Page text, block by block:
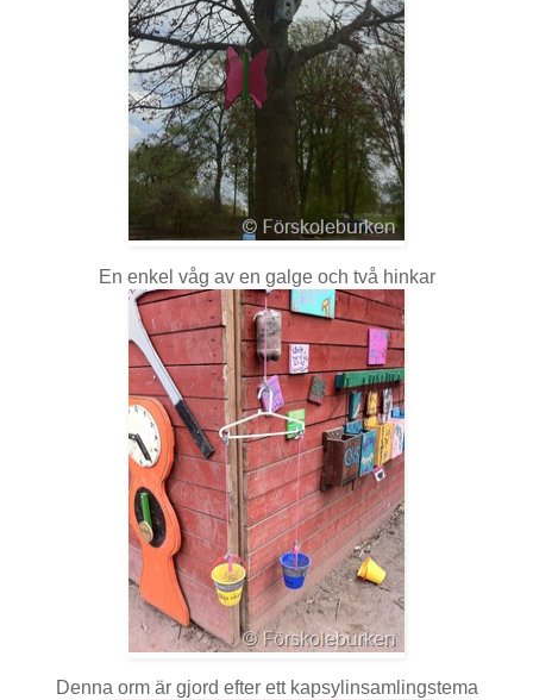
En enkel våg av en galge och två hinkar
Denna orm är gjord efter ett kapsylinsamlingstema